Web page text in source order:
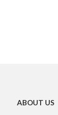
ABOUT US